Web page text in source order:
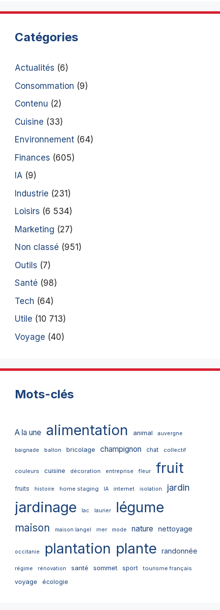
Catégories
Actualités (6)
Consommation (9)
Contenu (2)
Cuisine (33)
Environnement (64)
Finances (605)
IA (9)
Industrie (231)
Loisirs (6 534)
Marketing (27)
Non classé (951)
Outils (7)
Santé (98)
Tech (64)
Utile (10 713)
Voyage (40)
Mots-clés
A la une alimentation animal auvergne
baignade ballon bricolage champignon chat collectif
couleurs cuisine décoration entreprise fleur fruit
fruits histoire home staging IA internet isolation jardin
jardinage lac laurier légume
maison maison langel mer mode nature nettoyage
occitanie plantation plante randonnée
régime rénovation santé sommet sport tourisme français
voyage écologie